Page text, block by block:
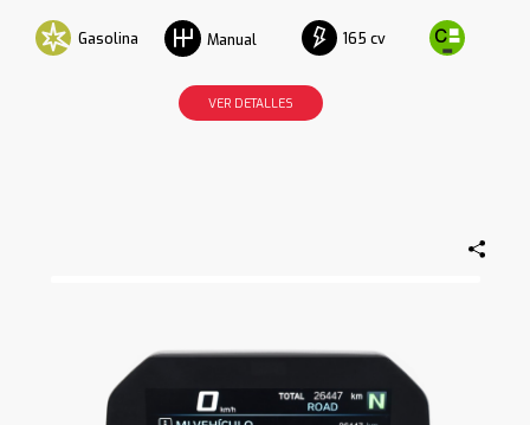
Gasolina Manual 165 cv
VER DETALLES